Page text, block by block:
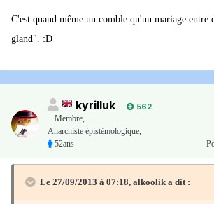
C'est quand même un comble qu'un mariage entre
gland". :D
kyrilluk
562
Membre,
Anarchiste épistémologique,
52ans
Le 27/09/2013 à 07:18, alkoolik a dit :